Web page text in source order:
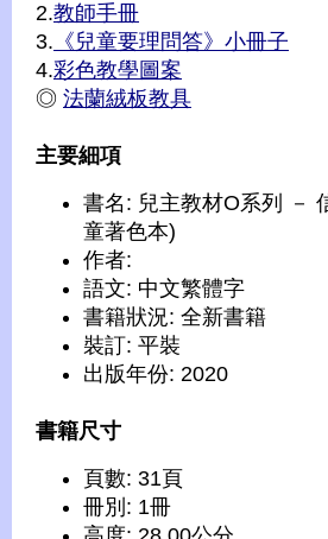
2.教師手冊
3. 《兒童要理問答》小冊子
4.彩色教學圖案
◎ 法蘭絨板教具
主要細項
書名: 兒主教材O系列 －
童著色本)
作者:
語文: 中文繁體字
書籍狀況: 全新書籍
裝訂: 平裝
出版年份: 2020
書籍尺寸
頁數: 31頁
冊別: 1冊